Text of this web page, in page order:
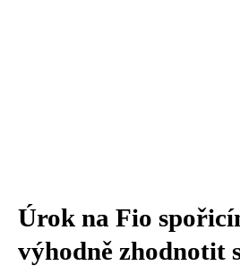
Úrok na Fio
výhodně zhodnotit